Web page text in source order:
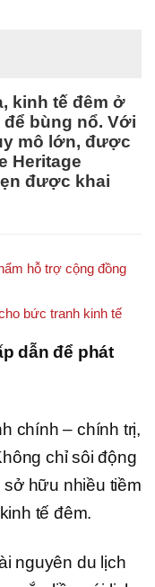
kinh tế đêm ở
bùng nổ. Với
mô lớn, được
Heritage
được khai
hỗ trợ cộng đồng
bức tranh kinh tế
dẫn để phát
chính – chính trị,
chỉ sôi động
sở hữu nhiều tiềm
tế đêm.
nguyên du lịch